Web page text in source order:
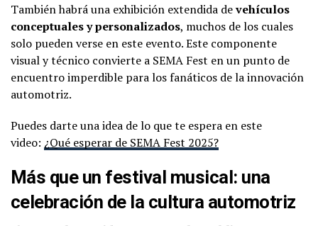
También habrá una exhibición extendida devehículos
conceptuales y personalizados, muchos de los cuales
solo pueden verse en este evento. Este componente
visual y técnico convierte a SEMA Fest en un punto de
encuentro imperdible para los fanáticos de la innovación
automotriz.
Puedes darte una idea de lo que te espera en este
video: ¿Qué esperar de SEMA Fest 2025?
Más que un festival musical: una
celebración de la cultura automotriz